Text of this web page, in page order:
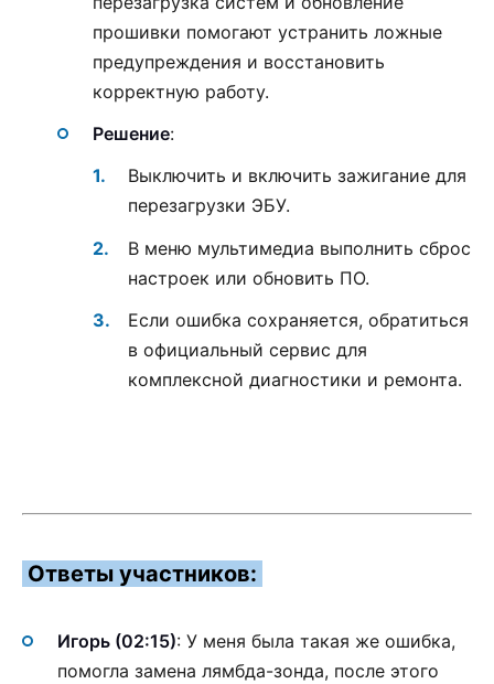
прошивки помогают устранить ложные
предупреждения и восстановить
корректную работу.
Решение:
Выключить и включить зажигание для
перезагрузки ЭБУ.
В меню мультимедиа выполнить сброс
настроек или обновить ПО.
Если ошибка сохраняется, обратиться
в официальный сервис для
комплексной диагностики и ремонта.
Ответы участников:
Игорь (02:15): У меня была такая же ошибка,
помогла замена лямбда-зонда, после этого